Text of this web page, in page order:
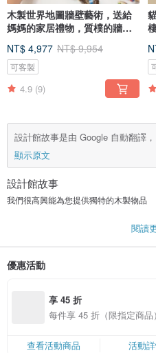
木製世界地圖牆壁藝術，送給
媽媽的家居禮物，質樸的牆壁
NT$ 4,977 NT$ 9,954
可客製
4.9 (9)
設計館故事是由 Google 自動翻譯，
顯示原文
設計館故事
我們很高興能為您提供獨特的木製物品
我們的故事與其他故事一樣都是獨一無
——它們背後都有人，他們想為周圍的每
小東西感到滿意。
我們相信，送禮應該是輕鬆愉快的。這
閱讀
優惠活動
享 45 折
每件享 45 折（限指定商品）
查看活動商品 活動